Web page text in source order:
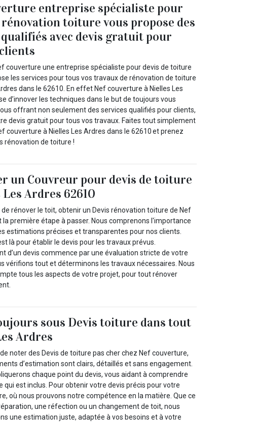
entreprise spécialiste pour
toiture vous propose des
avec devis gratuit pour
couverture une entreprise spécialiste pour devis de toiture
les services pour tous vos travaux de rénovation de toiture
dans le 62610. En effet Nef couverture à Nielles Les
d’innover les techniques dans le but de toujours vous
offrant non seulement des services qualifiés pour clients,
devis gratuit pour tous vos travaux. Faites tout simplement
couverture à Nielles Les Ardres dans le 62610 et prenez
rénovation de toiture !
un Couvreur pour devis de toiture
Ardres 62610
de rénover le toit, obtenir un Devis rénovation toiture de Nef
la première étape à passer. Nous comprenons l'importance
estimations précises et transparentes pour nos clients.
là pour établir le devis pour les travaux prévus.
d’un devis commence par une évaluation stricte de votre
vérifions tout et déterminons les travaux nécessaires. Nous
tous les aspects de votre projet, pour tout rénover
sous Devis toiture dans tout
Ardres
noter des Devis de toiture pas cher chez Nef couverture,
d’estimation sont clairs, détaillés et sans engagement.
chaque point du devis, vous aidant à comprendre
qui est inclus. Pour obtenir votre devis précis pour votre
où nous prouvons notre compétence en la matière. Que ce
une réfection ou un changement de toit, nous
une estimation juste, adaptée à vos besoins et à votre